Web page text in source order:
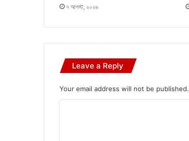
৭ আগস্ট, ২০২৬
Leave a Reply
Your email address will not be published.